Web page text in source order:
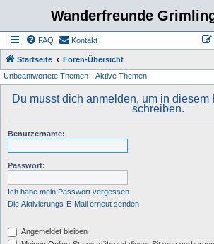
Wanderfreunde
FAQ Kontakt
Startseite Foren-Übersicht
Unbeantwortete Themen Aktive Themen
Du musst dich anmelden, um in diesem
schreiben.
Benutzername:
Passwort:
Ich habe mein Passwort vergessen
Die Aktivierungs-E-Mail erneut senden
Angemeldet bleiben